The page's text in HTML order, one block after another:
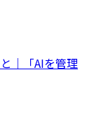
｜「AIを管理